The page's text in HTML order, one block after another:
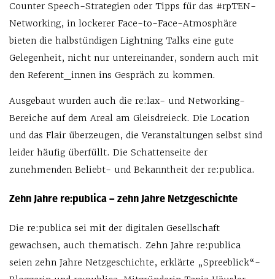
Counter Speech-Strategien oder Tipps für das #rpTEN-
Networking, in lockerer Face-to-Face-Atmosphäre
bieten die halbstündigen Lightning Talks eine gute
Gelegenheit, nicht nur untereinander, sondern auch mit
den Referent_innen ins Gespräch zu kommen.
Ausgebaut wurden auch die re:lax- und Networking-
Bereiche auf dem Areal am Gleisdreieck. Die Location
und das Flair überzeugen, die Veranstaltungen selbst sind
leider häufig überfüllt. Die Schattenseite der
zunehmenden Beliebt- und Bekanntheit der re:publica.
Zehn Jahre re:publica – zehn Jahre Netzgeschichte
Die re:publica sei mit der digitalen Gesellschaft
gewachsen, auch thematisch. Zehn Jahre re:publica
seien zehn Jahre Netzgeschichte, erklärte „Spreeblick“-